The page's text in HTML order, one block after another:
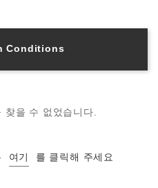
Conditions
을 수 없었습니다.
여기 를 클릭해 주세요